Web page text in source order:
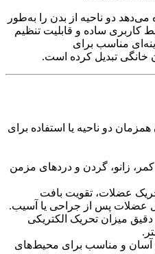
اجازه می‌دهد دو ناحیه از بدن را به‌طور
کاربری ساده و قابلیت تنظیم
مناسب برای
خانگی تبدیل کرده است.
دو ناحیه یا استفاده برای
زانو، گردن و دردهای مزمن
عضلات، تقویت بافت
عضلات پس از جراحی یا آسیب.
میزان تحریک الکتریکی
آسان و مناسب برای محیط‌های